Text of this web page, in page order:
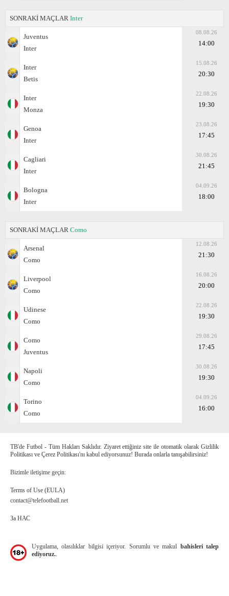
SONRAKİ MAÇLAR Inter
Juventus
Inter
08.08.26
14:00
Inter
Betis
15.08.26
20:30
Inter
Monza
22.08.26
19:30
Genoa
Inter
23.08.26
17:45
Cagliari
Inter
30.08.26
21:45
Bologna
Inter
04.09.26
18:00
SONRAKİ MAÇLAR Como
Arsenal
Como
12.08.26
21:30
Liverpool
Como
16.08.26
20:00
Udinese
Como
22.08.26
19:30
Como
Juventus
29.08.26
17:45
Napoli
Como
30.08.26
19:30
Torino
Como
04.09.26
16:00
TB'de Futbol - Tüm Hakları Saklıdır. Ziyaret ettiğiniz site ile otomatik olarak Gizlilik
Politikası ve Çerez Politikası'nı kabul ediyorsunuz! Burada onlarla tanışabilirsiniz!
Bizimle iletişime geçin:
Terms of Use (EULA)
contact@telefootball.net
За НАС
Uygulama, olasılıklar bilgisi içeriyor. Sorumlu ve makul bahisleri talep
ediyoruz.